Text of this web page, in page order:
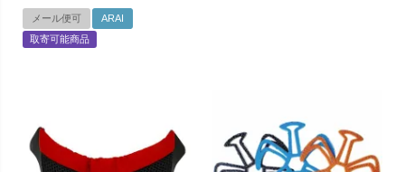
メール便可
ARAI
取寄可能商品